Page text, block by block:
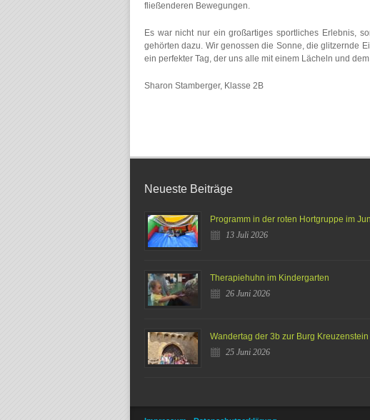
fließenderen Bewegungen.
Es war nicht nur ein großartiges sportliches Erlebnis,
gehörten dazu. Wir genossen die Sonne, die glitzernde
ein perfekter Tag, der uns alle mit einem Lächeln und
Sharon Stamberger, Klasse 2B
Neueste Beiträge
Programm in der roten Hortgruppe im
13 Juli 2026
Therapiehuhn im Kindergarten
26 Juni 2026
Wandertag der 3b zur Burg Kreuzenstein
25 Juni 2026